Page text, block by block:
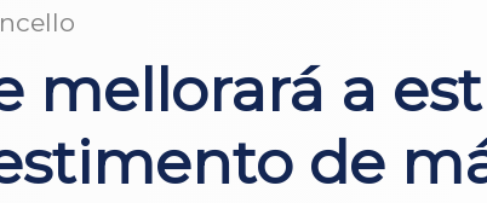
mellorará a
de